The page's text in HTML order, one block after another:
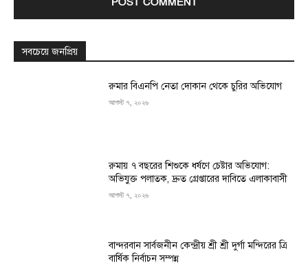
সবচেয়ে জনপ্রিয়
রুমার বিএনপি নেতা দোকান থেকে চুরির অভিযোগ
আগস্ট ৭, ২০২৬
রুমায় ৭ বছরের শিশুকে ধর্ষণে চেষ্টার অভিযোগ:
অভিযুক্ত পলাতক, দ্রুত গ্রেপ্তারের দাবিতে এলাকাবাসী
আগস্ট ৭, ২০২৬
বান্দরবান সার্বজনীন কেন্দ্রীয় শ্রী শ্রী দুর্গা মন্দিরের ত্রি
বার্ষিক নির্বাচন সম্পন্ন